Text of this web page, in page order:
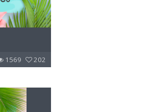
1569 l 202